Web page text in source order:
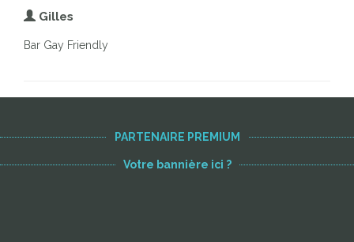
Gilles
Bar Gay Friendly
PARTENAIRE PREMIUM
Votre bannière ici ?